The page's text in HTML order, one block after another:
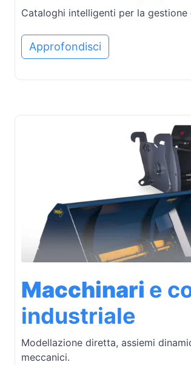
Cataloghi intelligenti per la
Approfondisci
Macchinari e
industriale
Modellazione diretta, assiemi
meccanici.